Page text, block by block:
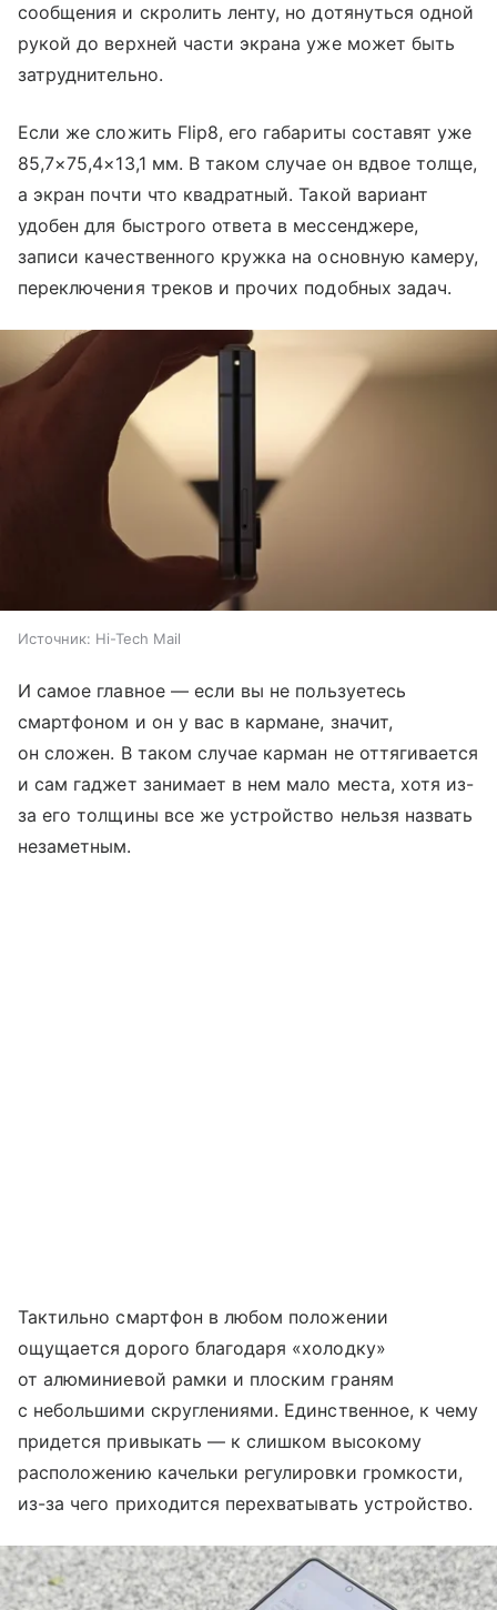
сообщения и скролить ленту, но дотянуться одной
рукой до верхней части экрана уже может быть
затруднительно.
Если же сложить Flip8, его габариты составят уже
85,7×75,4×13,1 мм. В таком случае он вдвое толще,
а экран почти что квадратный. Такой вариант
удобен для быстрого ответа в мессенджере,
записи качественного кружка на основную камеру,
переключения треков и прочих подобных задач.
Источник: Hi-Tech Mail
И самое главное — если вы не пользуетесь
смартфоном и он у вас в кармане, значит,
он сложен. В таком случае карман не оттягивается
и сам гаджет занимает в нем мало места, хотя из-
за его толщины все же устройство нельзя назвать
незаметным.
Тактильно смартфон в любом положении
ощущается дорого благодаря «холодку»
от алюминиевой рамки и плоским граням
с небольшими скруглениями. Единственное, к чему
придется привыкать — к слишком высокому
расположению качельки регулировки громкости,
из-за чего приходится перехватывать устройство.